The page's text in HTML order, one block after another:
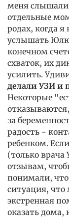
меня
отдельные
родах, когда я
услышать
конечном
схваток, их
усилить.
делали УЗИ и
Некоторые
за
радость -
ребенком.
(только
отзывам,
понимали,
ситуация, что
экстренная
оказать дома,